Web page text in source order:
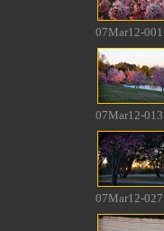
07Mar12-
07Mar12-
07Mar12-